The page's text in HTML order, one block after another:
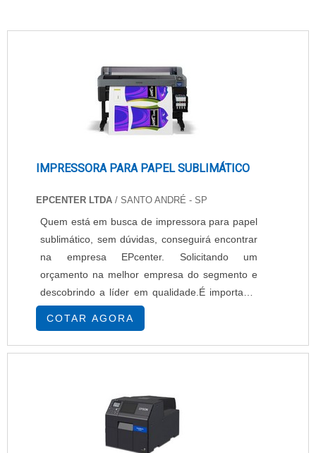
IMPRESSORA PARA PAPEL SUBLIMÁTICO
EPCENTER LTDA / SANTO ANDRÉ - SP
Quem está em busca de impressora para papel
sublimático, sem dúvidas, conseguirá encontrar
na empresa EPcenter. Solicitando um
orçamento na melhor empresa do segmento e
descobrindo a líder em qualidade.É importante
lembrar que o produto deve sempre ser
adquirido com empresas especializadas no
segmento. Esse tipo de cuidado ajuda a garantir
COTAR AGORA